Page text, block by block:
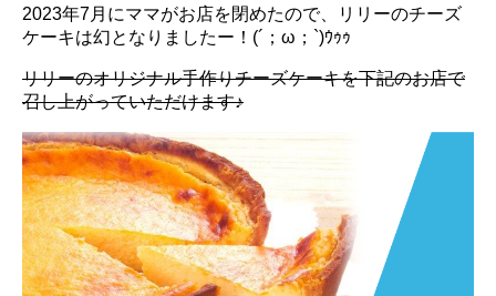
2023年7月にママがお店を閉めたので、リリーのチーズ
ケーキは幻となりましたー！(´；ω；`)ｳｩｩ
リリーのオリジナル手作りチーズケーキを下記のお店で
召し上がっていただけます♪